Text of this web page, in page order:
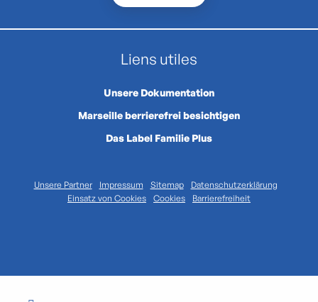
Liens utiles
Unsere Dokumentation
Marseille berrierefrei besichtigen
Das Label Familie Plus
Unsere Partner Impressum Sitemap
Datenschutzerklärung
Einsatz von Cookies
Cookies Barrierefreiheit